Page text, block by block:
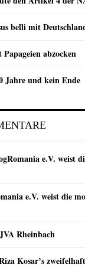
belli mit
abzocken
Jahre und kein Ende
e.V. weist
e.V. weist die
Rheinbach
Kosar’s